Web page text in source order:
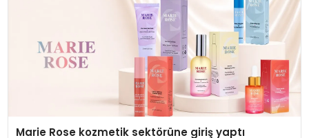
Marie Rose kozmetik sektörüne giriş yaptı